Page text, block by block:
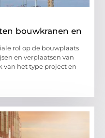
bouwkranen en
rol op de bouwplaats
en verplaatsen van
van het type project en